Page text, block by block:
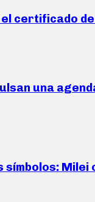
certificado
una
símbolos: Milei